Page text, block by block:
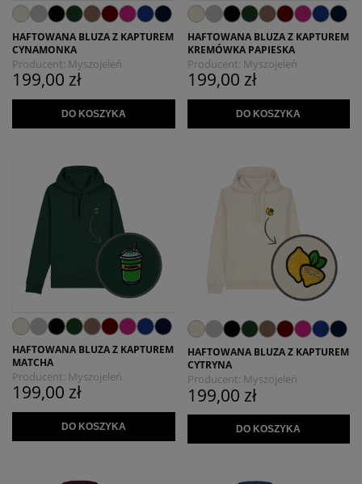
HAFTOWANA BLUZA Z KAPTUREM
CYNAMONKA
Producent: Myszojeleń
199,00 zł
DO KOSZYKA
HAFTOWANA BLUZA Z KAPTUREM
KREMÓWKA PAPIESKA
Producent: Myszojeleń
199,00 zł
DO KOSZYKA
HAFTOWANA BLUZA Z KAPTUREM
MATCHA
Producent: Myszojeleń
199,00 zł
DO KOSZYKA
HAFTOWANA BLUZA Z KAPTUREM
CYTRYNA
Producent: Myszojeleń
199,00 zł
DO KOSZYKA